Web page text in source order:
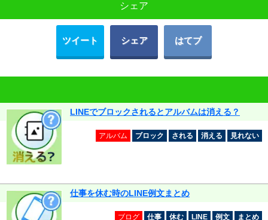
シェア
ツイート シェア はてブ
LINEでブロックされるとアルバムは消える？
アルバム ブロック される 消える 見れない
仕事を休む時のLINE例文まとめ
ブログ 仕事 休む LINE 例文 まとめ